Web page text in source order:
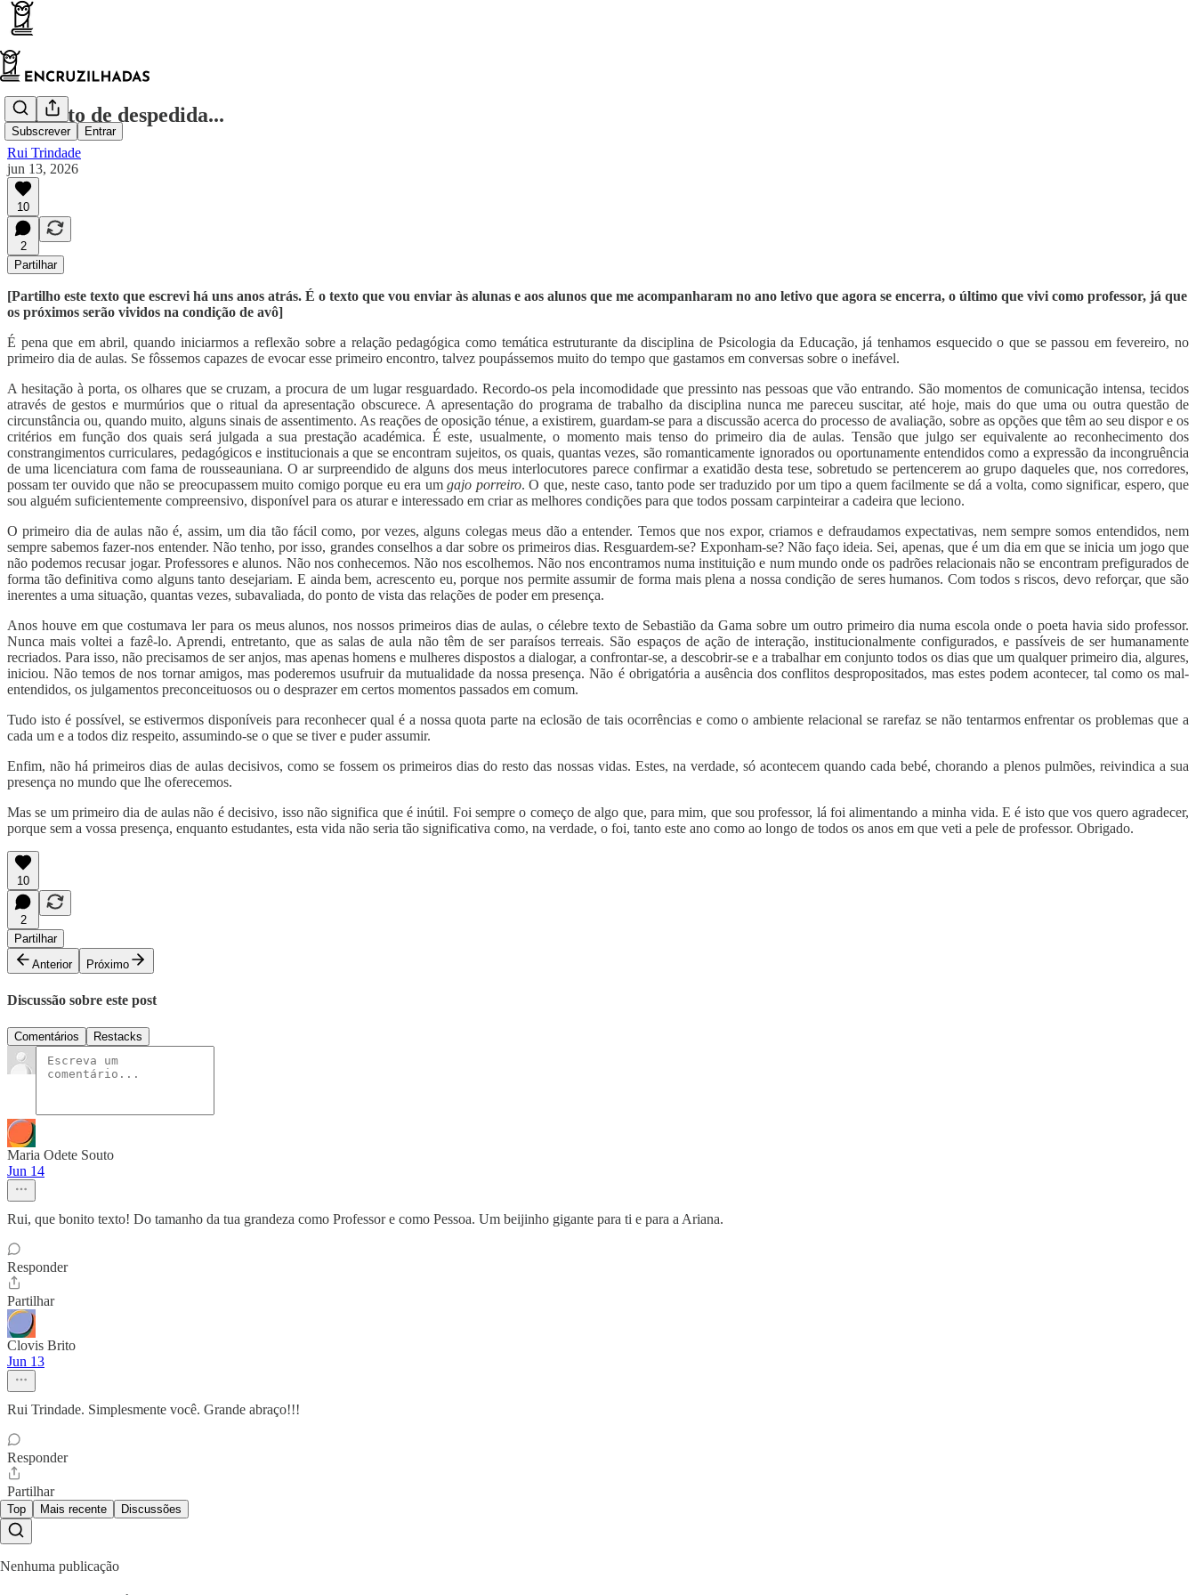
Subscrever Entrar
Em jeito de despedida...
Rui Trindade
jun 13, 2026
10
2
Partilhar
[Partilho este texto que escrevi há uns anos atrás. É o texto que vou enviar às alunas e aos alunos que me acompanharam no ano letivo que agora se encerra, o último que vivi como professor, já que
os próximos serão vividos na condição de avô]
É pena que em abril, quando iniciarmos a reflexão sobre a relação pedagógica como temática estruturante da disciplina de Psicologia da Educação, já tenhamos esquecido o que se passou em fevereiro, no
primeiro dia de aulas. Se fôssemos capazes de evocar esse primeiro encontro, talvez poupássemos muito do tempo que gastamos em conversas sobre o inefável.
A hesitação à porta, os olhares que se cruzam, a procura de um lugar resguardado. Recordo-os pela incomodidade que pressinto nas pessoas que vão entrando. São momentos de comunicação intensa, tecidos
através de gestos e murmúrios que o ritual da apresentação obscurece. A apresentação do programa de trabalho da disciplina nunca me pareceu suscitar, até hoje, mais do que uma ou outra questão de
circunstância ou, quando muito, alguns sinais de assentimento. As reações de oposição ténue, a existirem, guardam-se para a discussão acerca do processo de avaliação, sobre as opções que têm ao seu dispor e os
critérios em função dos quais será julgada a sua prestação académica. É este, usualmente, o momento mais tenso do primeiro dia de aulas. Tensão que julgo ser equivalente ao reconhecimento dos
constrangimentos curriculares, pedagógicos e institucionais a que se encontram sujeitos, os quais, quantas vezes, são romanticamente ignorados ou oportunamente entendidos como a expressão da incongruência
de uma licenciatura com fama de rousseauniana. O ar surpreendido de alguns dos meus interlocutores parece confirmar a exatidão desta tese, sobretudo se pertencerem ao grupo daqueles que, nos corredores,
possam ter ouvido que não se preocupassem muito comigo porque eu era umgajo porreiro. O que, neste caso, tanto pode ser traduzido por um tipo a quem facilmente se dá a volta, como significar, espero, que
sou alguém suficientemente compreensivo, disponível para os aturar e interessado em criar as melhores condições para que todos possam carpinteirar a cadeira que leciono.
O primeiro dia de aulas não é, assim, um dia tão fácil como, por vezes, alguns colegas meus dão a entender. Temos que nos expor, criamos e defraudamos expectativas, nem sempre somos entendidos, nem
sempre sabemos fazer-nos entender. Não tenho, por isso, grandes conselhos a dar sobre os primeiros dias. Resguardem-se? Exponham-se? Não faço ideia. Sei, apenas, que é um dia em que se inicia um jogo que
não podemos recusar jogar. Professores e alunos. Não nos conhecemos. Não nos escolhemos. Não nos encontramos numa instituição e num mundo onde os padrões relacionais não se encontram prefigurados de
forma tão definitiva como alguns tanto desejariam. E ainda bem, acrescento eu, porque nos permite assumir de forma mais plena a nossa condição de seres humanos. Com todos s riscos, devo reforçar, que são
inerentes a uma situação, quantas vezes, subavaliada, do ponto de vista das relações de poder em presença.
Anos houve em que costumava ler para os meus alunos, nos nossos primeiros dias de aulas, o célebre texto de Sebastião da Gama sobre um outro primeiro dia numa escola onde o poeta havia sido professor.
Nunca mais voltei a fazê-lo. Aprendi, entretanto, que as salas de aula não têm de ser paraísos terreais. São espaços de ação de interação, institucionalmente configurados, e passíveis de ser humanamente
recriados. Para isso, não precisamos de ser anjos, mas apenas homens e mulheres dispostos a dialogar, a confrontar-se, a descobrir-se e a trabalhar em conjunto todos os dias que um qualquer primeiro dia, algures,
iniciou. Não temos de nos tornar amigos, mas poderemos usufruir da mutualidade da nossa presença. Não é obrigatória a ausência dos conflitos despropositados, mas estes podem acontecer, tal como os mal-
entendidos, os julgamentos preconceituosos ou o desprazer em certos momentos passados em comum.
Tudo isto é possível, se estivermos disponíveis para reconhecer qual é a nossa quota parte na eclosão de tais ocorrências e como o ambiente relacional se rarefaz se não tentarmos enfrentar os problemas que a
cada um e a todos diz respeito, assumindo-se o que se tiver e puder assumir.
Enfim, não há primeiros dias de aulas decisivos, como se fossem os primeiros dias do resto das nossas vidas. Estes, na verdade, só acontecem quando cada bebé, chorando a plenos pulmões, reivindica a sua
presença no mundo que lhe oferecemos.
Mas se um primeiro dia de aulas não é decisivo, isso não significa que é inútil. Foi sempre o começo de algo que, para mim, que sou professor, lá foi alimentando a minha vida. E é isto que vos quero agradecer,
porque sem a vossa presença, enquanto estudantes, esta vida não seria tão significativa como, na verdade, o foi, tanto este ano como ao longo de todos os anos em que veti a pele de professor. Obrigado.
10
2
Partilhar
Anterior
Próximo
Discussão sobre este post
Comentários Restacks
Maria Odete Souto
Jun 14
Rui, que bonito texto! Do tamanho da tua grandeza como Professor e como Pessoa. Um beijinho gigante para ti e para a Ariana.
Responder
Partilhar
Clovis Brito
Jun 13
Rui Trindade. Simplesmente você. Grande abraço!!!
Responder
Partilhar
Top Mais recente Discussões
Nenhuma publicação